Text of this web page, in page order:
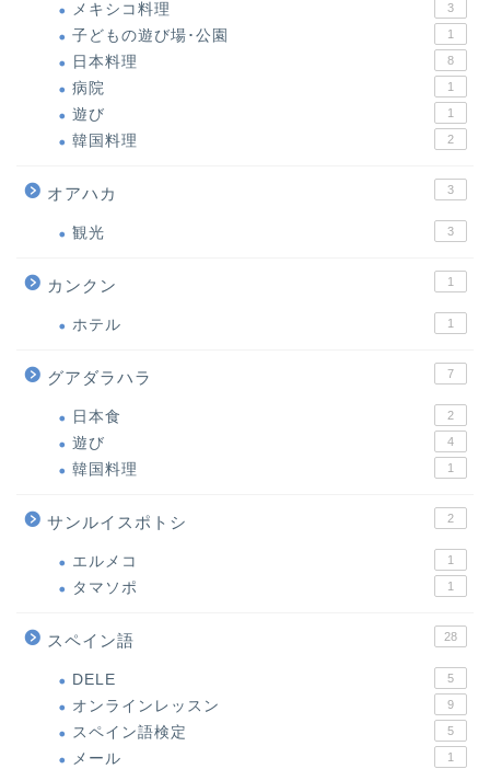
メキシコ料理 3
子どもの遊び場･公園 1
日本料理 8
病院 1
遊び 1
韓国料理 2
オアハカ 3
観光 3
カンクン 1
ホテル 1
グアダラハラ 7
日本食 2
遊び 4
韓国料理 1
サンルイスポトシ 2
エルメコ 1
タマソポ 1
スペイン語 28
DELE 5
オンラインレッスン 9
スペイン語検定 5
メール 1